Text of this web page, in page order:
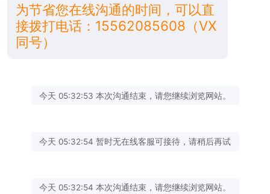
为节省您在线沟通的时间，可以直
接拨打电话：15562085608（VX
同号）
今天 05:32:53 本次沟通结束，请您继续浏览网站。
今天 05:32:54 暂时无在线客服可接待，请稍后再试
今天 05:32:54 本次沟通结束，请您继续浏览网站。